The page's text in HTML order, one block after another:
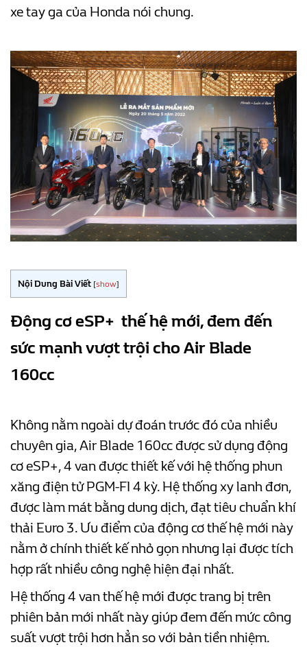
xe tay ga của Honda nói chung.
Nội Dung Bài Viết [show]
Động cơ eSP+ thế hệ mới, đem đến
sức mạnh vượt trội cho Air Blade
160cc
Không nằm ngoài dự đoán trước đó của nhiều
chuyên gia, Air Blade 160cc được sử dụng động
cơ eSP+, 4 van được thiết kế với hệ thống phun
xăng điện tử PGM-FI 4 kỳ. Hệ thống xy lanh đơn,
được làm mát bằng dung dịch, đạt tiêu chuẩn khí
thải Euro 3. Ưu điểm của động cơ thế hệ mới này
nằm ở chính thiết kế nhỏ gọn nhưng lại được tích
hợp rất nhiều công nghệ hiện đại nhất.
Hệ thống 4 van thế hệ mới được trang bị trên
phiên bản mới nhất này giúp đem đến mức công
suất vượt trội hơn hẳn so với bản tiền nhiệm.